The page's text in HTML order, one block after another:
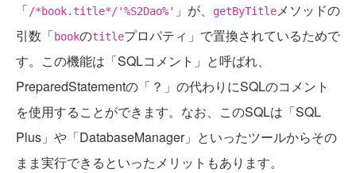
「/*book.title*/'%S2Dao%' 」が、 getByTitleメソッドの
引数「bookのtitleプロパティ」で置換されているためで
す。この機能は「SQLコメント」と呼ばれ、
PreparedStatementの「？」の代わりにSQLのコメント
を使用することができます。なお、このSQLは「SQL
Plus」や「DatabaseManager」といったツールからその
まま実行できるといったメリットもあります。